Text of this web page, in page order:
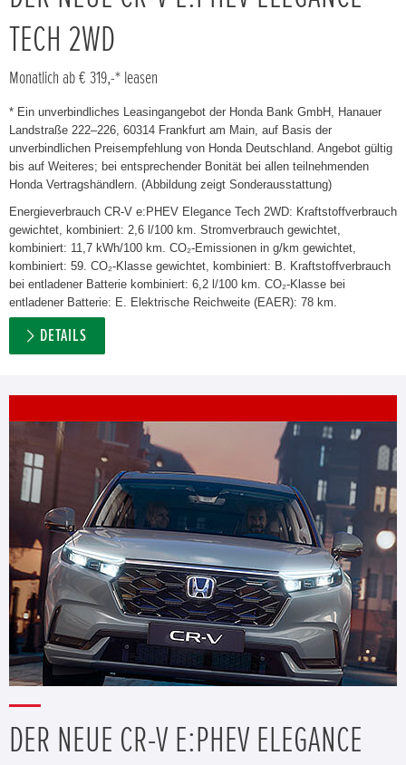
TECH 2WD
Monatlich ab € 319,-* leasen
* Ein unverbindliches Leasingangebot der Honda Bank GmbH, Hanauer
Landstraße 222–226, 60314 Frankfurt am Main, auf Basis der
unverbindlichen Preisempfehlung von Honda Deutschland. Angebot gültig
bis auf Weiteres; bei entsprechender Bonität bei allen teilnehmenden
Honda Vertragshändlern. (Abbildung zeigt Sonderausstattung)
Energieverbrauch CR-V e:PHEV Elegance Tech 2WD: Kraftstoffverbrauch
gewichtet, kombiniert: 2,6 l/100 km. Stromverbrauch gewichtet,
kombiniert: 11,7 kWh/100 km. CO₂-Emissionen in g/km gewichtet,
kombiniert: 59. CO₂-Klasse gewichtet, kombiniert: B. Kraftstoffverbrauch
bei entladener Batterie kombiniert: 6,2 l/100 km. CO₂-Klasse bei
entladener Batterie: E. Elektrische Reichweite (EAER): 78 km.
DETAILS
DER NEUE CR-V E:PHEV ELEGANCE